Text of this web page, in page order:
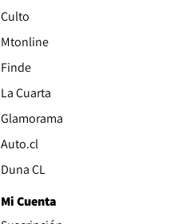
Culto
Mtonline
Finde
La Cuarta
Glamorama
Auto.cl
Duna CL
Mi Cuenta